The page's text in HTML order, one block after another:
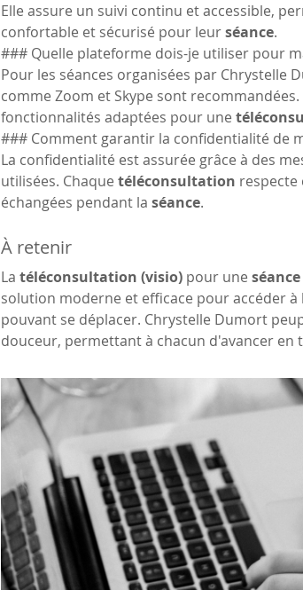
Elle assure un suivi continu et accessible,
confortable et sécurisé pour leur séance.
### Quelle plateforme dois-je utiliser pour
Pour les séances organisées par Chrystelle
comme Zoom et Skype sont
fonctionnalités adaptées pour une
### Comment garantir la confidentialité de
La confidentialité est assurée grâce à des
utilisées. Chaque téléconsultation respecte
échangées pendant la séance.
À retenir
La téléconsultation (visio) pour une
solution moderne et efficace pour accéder
pouvant se déplacer. Chrystelle Dumort
douceur, permettant à chacun d'avancer en